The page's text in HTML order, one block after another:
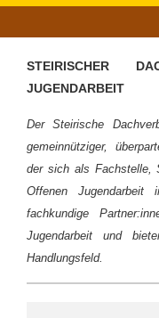
STEIRISCHER
JUGENDARBEIT
Der Steirische
gemeinnütziger,
der sich als Fachstelle,
Offenen
fachkundige
Jugendarbeit und
Handlungsfeld.